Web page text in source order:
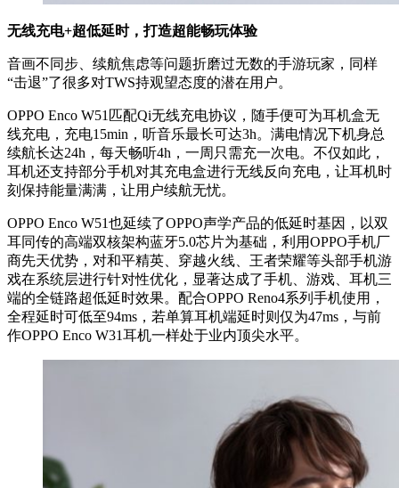
无线充电+超低延时，打造超能畅玩体验
音画不同步、续航焦虑等问题折磨过无数的手游玩家，同样
“击退”了很多对TWS持观望态度的潜在用户。
OPPO Enco W51匹配Qi无线充电协议，随手便可为耳机盒无
线充电，充电15min，听音乐最长可达3h。满电情况下机身总
续航长达24h，每天畅听4h，一周只需充一次电。不仅如此，
耳机还支持部分手机对其充电盒进行无线反向充电，让耳机时
刻保持能量满满，让用户续航无忧。
OPPO Enco W51也延续了OPPO声学产品的低延时基因，以双
耳同传的高端双核架构蓝牙5.0芯片为基础，利用OPPO手机厂
商先天优势，对和平精英、穿越火线、王者荣耀等头部手机游
戏在系统层进行针对性优化，显著达成了手机、游戏、耳机三
端的全链路超低延时效果。配合OPPO Reno4系列手机使用，
全程延时可低至94ms，若单算耳机端延时则仅为47ms，与前
作OPPO Enco W31耳机一样处于业内顶尖水平。